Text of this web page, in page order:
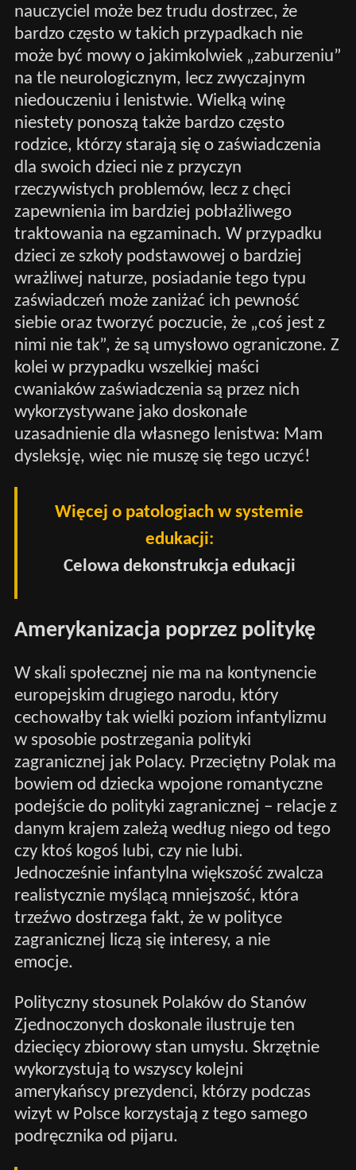
nauczyciel może bez trudu dostrzec, że
bardzo często w takich przypadkach nie
może być mowy o jakimkolwiek „zaburzeniu”
na tle neurologicznym, lecz zwyczajnym
niedouczeniu i lenistwie. Wielką winę
niestety ponoszą także bardzo często
rodzice, którzy starają się o zaświadczenia
dla swoich dzieci nie z przyczyn
rzeczywistych problemów, lecz z chęci
zapewnienia im bardziej pobłażliwego
traktowania na egzaminach. W przypadku
dzieci ze szkoły podstawowej o bardziej
wrażliwej naturze, posiadanie tego typu
zaświadczeń może zaniżać ich pewność
siebie oraz tworzyć poczucie, że „coś jest z
nimi nie tak”, że są umysłowo ograniczone. Z
kolei w przypadku wszelkiej maści
cwaniaków zaświadczenia są przez nich
wykorzystywane jako doskonałe
uzasadnienie dla własnego lenistwa: Mam
dysleksję, więc nie muszę się tego uczyć!
Więcej o patologiach w systemie
edukacji:
Celowa dekonstrukcja edukacji
Amerykanizacja poprzez politykę
W skali społecznej nie ma na kontynencie
europejskim drugiego narodu, który
cechowałby tak wielki poziom infantylizmu
w sposobie postrzegania polityki
zagranicznej jak Polacy. Przeciętny Polak ma
bowiem od dziecka wpojone romantyczne
podejście do polityki zagranicznej – relacje z
danym krajem zależą według niego od tego
czy ktoś kogoś lubi, czy nie lubi.
Jednocześnie infantylna większość zwalcza
realistycznie myślącą mniejszość, która
trzeźwo dostrzega fakt, że w polityce
zagranicznej liczą się interesy, a nie
emocje.
Polityczny stosunek Polaków do Stanów
Zjednoczonych doskonale ilustruje ten
dziecięcy zbiorowy stan umysłu. Skrzętnie
wykorzystują to wszyscy kolejni
amerykańscy prezydenci, którzy podczas
wizyt w Polsce korzystają z tego samego
podręcznika od pijaru.